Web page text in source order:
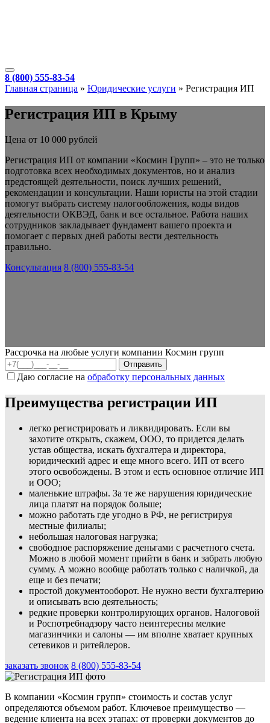
8 (800) 555-83-54
Главная страница » Юридические услуги » Регистрация ИП
Регистрация ИП в Крыму
Цена от 10 000 рублей
Регистрация ИП от компании «Космин Групп» – это не только
подготовка всех необходимых документов, но и анализ
предстоящей деятельности, поиск лучших решений,
рекомендации и консультации. Наши юристы на этой стадии
помогут выбрать систему налогообложения, коды видов
деятельности ОКВЭД, банк и все остальное. Работа наших
сотрудников закладывает фундамент вашего проекта и
помогает с первых дней работы вести деятельность
правильно.
Консультация 8 (800) 555-83-54
Рассрочка на любые услуги компании Космин групп
Даю согласие на обработку персональных данных
Преимущества регистрации ИП
легко регистрировать и ликвидировать. Если вы
захотите открыть, скажем, ООО, то придется делать
устав общества, искать бухгалтера и директора,
юридический адрес и еще много всего. ИП от всего
этого освобождены. В этом и есть основное отличие ИП
и ООО;
маленькие штрафы. За те же нарушения юридические
лица платят на порядок больше;
можно работать где угодно в РФ, не регистрируя
местные филиалы;
небольшая налоговая нагрузка;
свободное распоряжение деньгами с расчетного счета.
Можно в любой момент прийти в банк и забрать любую
сумму. А можно вообще работать только с наличкой, да
еще и без печати;
простой документооборот. Не нужно вести бухгалтерию
и описывать всю деятельность;
редкие проверки контролирующих органов. Налоговой
и Роспотребнадзору часто неинтересны мелкие
магазинчики и салоны — им вполне хватает крупных
сетевиков и ритейлеров.
заказать звонок 8 (800) 555-83-54
В компании «Космин групп» стоимость и состав услуг
определяются объемом работ. Ключевое преимущество —
ведение клиента на всех этапах: от проверки документов до